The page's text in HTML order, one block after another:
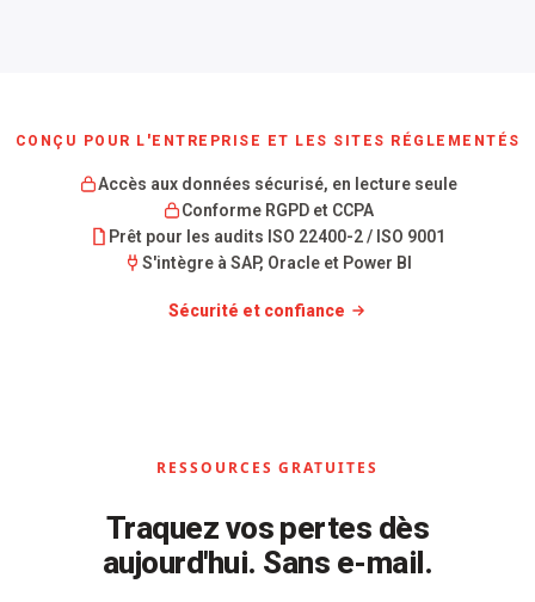
CONÇU POUR L'ENTREPRISE ET LES SITES RÉGLEMENTÉS
Accès aux données sécurisé, en lecture seule
Conforme RGPD et CCPA
Prêt pour les audits ISO 22400-2 / ISO 9001
S'intègre à SAP, Oracle et Power BI
Sécurité et confiance
RESSOURCES GRATUITES
Traquez vos pertes dès
aujourd'hui. Sans e-mail.